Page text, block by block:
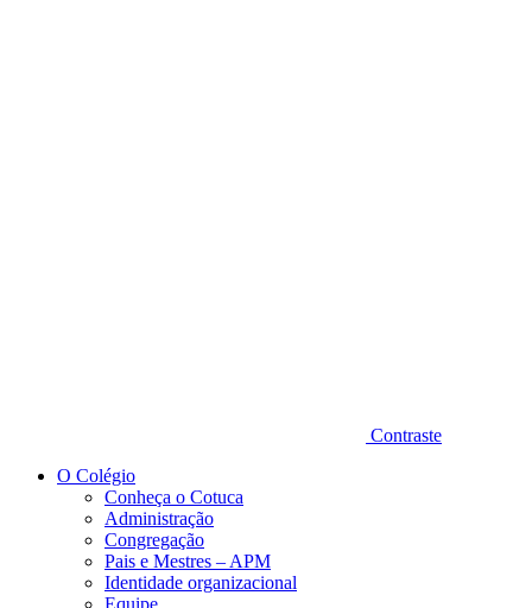
Contraste
O Colégio
Conheça o Cotuca
Administração
Congregação
Pais e Mestres – APM
Identidade organizacional
Equipe